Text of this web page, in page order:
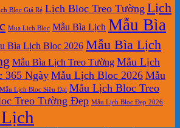
Bloc Giá Rẻ Lịch Bloc Treo Tường Lịch
Mua Lich Bloc Mẫu Bìa Lịch Mẫu Bìa
Bìa Lịch Bloc 2026 Mẫu Bìa Lịch
Mẫu Bìa Lịch Treo Tường Mẫu Lịch
365 Ngày Mẫu Lịch Bloc 2026 Mẫu
Mẫu Lịch Bloc Siêu Đại Mẫu Lịch Bloc Treo
Treo Tường Đẹp Mẫu Lịch Bloc Đẹp 2026